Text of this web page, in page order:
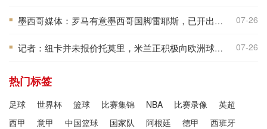
■ 墨西哥媒体：罗马有意墨西哥国脚雷耶斯，已开出报价但未达到预期 07-26
■ 记者：纽卡并未报价托莫里，米兰正积极向欧洲球队推荐球员 07-26
热门标签
足球 世界杯 篮球 比赛集锦 NBA 比赛录像
英超
西甲
意甲 中国篮球 国家队 阿根廷 德甲
西班牙